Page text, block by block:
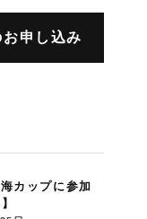
お申し込み
海カップに参加